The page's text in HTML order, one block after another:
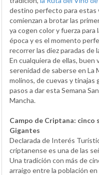
destino perfecto para estas
comienzan a brotar las
ya cogen color y fuerza para
época y es el momento
recorrer las diez paradas de
En cualquiera de ellas, buen
serenidad de saberse en La
molinos, de cuevas y tinajas
pasos a dar esta Semana
Mancha.
Campo de Criptana:
Gigantes
Declarada de Interés
criptanense es una de las
Una tradición con más de
arraigo entre la población